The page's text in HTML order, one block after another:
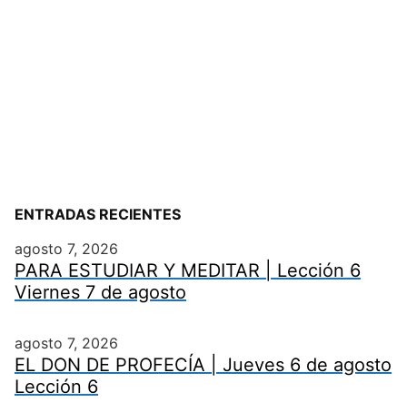
ENTRADAS RECIENTES
agosto 7, 2026
PARA ESTUDIAR Y MEDITAR | Lección 6
Viernes 7 de agosto
agosto 7, 2026
EL DON DE PROFECÍA | Jueves 6 de agosto
Lección 6